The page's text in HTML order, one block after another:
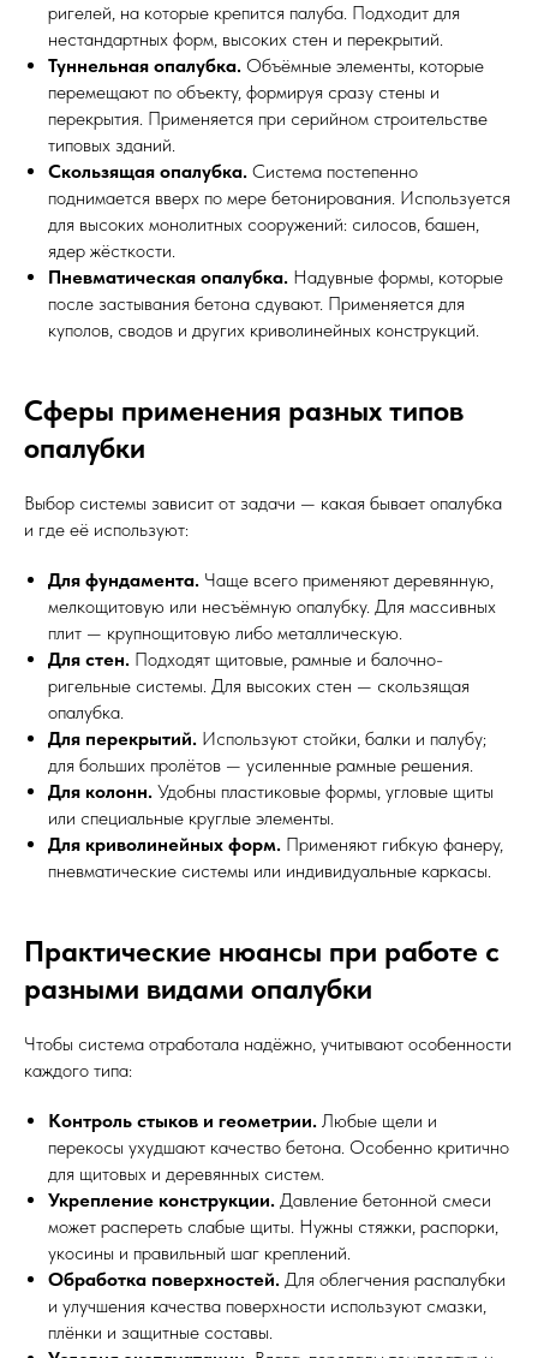
ригелей, на которые крепится палуба. Подходит для
нестандартных форм, высоких стен и перекрытий.
Туннельная опалубка. Объёмные элементы, которые
перемещают по объекту, формируя сразу стены и
перекрытия. Применяется при серийном строительстве
типовых зданий.
Скользящая опалубка. Система постепенно
поднимается вверх по мере бетонирования. Используется
для высоких монолитных сооружений: силосов, башен,
ядер жёсткости.
Пневматическая опалубка. Надувные формы, которые
после застывания бетона сдувают. Применяется для
куполов, сводов и других криволинейных конструкций.
Сферы применения разных типов
опалубки
Выбор системы зависит от задачи — какая бывает опалубка
и где её используют:
Для фундамента. Чаще всего применяют деревянную,
мелкощитовую или несъёмную опалубку. Для массивных
плит — крупнощитовую либо металлическую.
Для стен. Подходят щитовые, рамные и балочно-
ригельные системы. Для высоких стен — скользящая
опалубка.
Для перекрытий. Используют стойки, балки и палубу;
для больших пролётов — усиленные рамные решения.
Для колонн. Удобны пластиковые формы, угловые щиты
или специальные круглые элементы.
Для криволинейных форм. Применяют гибкую фанеру,
пневматические системы или индивидуальные каркасы.
Практические нюансы при работе с
разными видами опалубки
Чтобы система отработала надёжно, учитывают особенности
каждого типа:
Контроль стыков и геометрии. Любые щели и
перекосы ухудшают качество бетона. Особенно критично
для щитовых и деревянных систем.
Укрепление конструкции. Давление бетонной смеси
может распереть слабые щиты. Нужны стяжки, распорки,
укосины и правильный шаг креплений.
Обработка поверхностей. Для облегчения распалубки
и улучшения качества поверхности используют смазки,
плёнки и защитные составы.